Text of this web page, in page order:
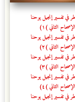
في تفسير إنجيل يوحنا
الإصحاح الثاني (١)
في تفسير إنجيل يوحنا
الإصحاح الثاني (٢)
في تفسير إنجيل يوحنا
الإصحاح الثاني (٣)
في تفسير إنجيل يوحنا
الإصحاح الثاني (٤)
في تفسير إنجيل يوحنا